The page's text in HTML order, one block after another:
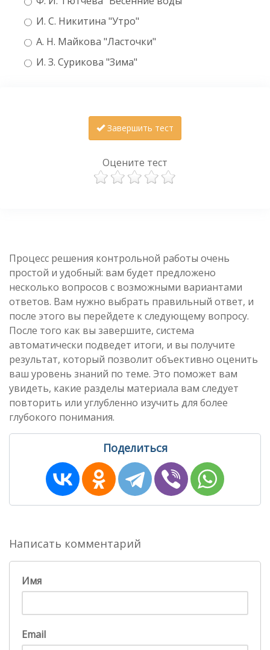
И. С. Никитина "Утро"
А. Н. Майкова "Ласточки"
И. З. Сурикова "Зима"
Завершить тест
Оцените тест
Процесс решения контрольной работы очень
простой и удобный: вам будет предложено
несколько вопросов с возможными вариантами
ответов. Вам нужно выбрать правильный ответ, и
после этого вы перейдете к следующему вопросу.
После того как вы завершите, система
автоматически подведет итоги, и вы получите
результат, который позволит объективно оценить
ваш уровень знаний по теме. Это поможет вам
увидеть, какие разделы материала вам следует
повторить или углубленно изучить для более
глубокого понимания.
Поделиться
Написать комментарий
Имя
Email